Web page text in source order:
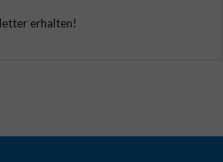
erhalten!